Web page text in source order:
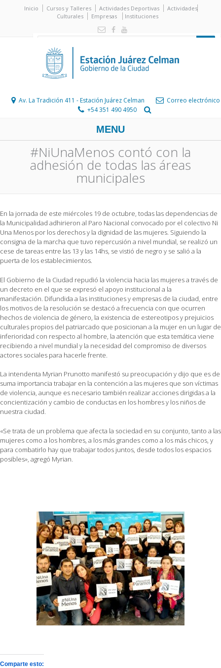
Inicio Cursos y Talleres Actividades Deportivas
Actividades
Culturales
Empresas Instituciones
Av. La Tradición 411 - Estación Juárez Celman
Correo electrónico
+54 351 490 4950
MENU
#NiUnaMenos contó con la
adhesión de todas las áreas
municipales
En la jornada de este miércoles 19 de octubre, todas las dependencias de
la Municipalidad adhirieron al Paro Nacional convocado por el colectivo Ni
Una Menos por los derechos y la dignidad de las mujeres. Siguiendo la
consigna de la marcha que tuvo repercusión a nivel mundial, se realizó un
cese de tareas entre las 13 y las 14hs, se vistió de negro y se salió a la
puerta de los establecimientos.
El Gobierno de la Ciudad repudió la violencia hacia las mujeres a través de
un decreto en el que se expresó el apoyo institucional a la
manifestación. Difundida a las instituciones y empresas de la ciudad, entre
los motivos de la resolución se destacó a frecuencia con que ocurren
hechos de violencia de género, la existencia de estereotipos y prejuicios
culturales propios del patriarcado que posicionan a la mujer en un lugar de
inferioridad con respecto al hombre, la atención que esta temática viene
recibiendo a nivel mundial y la necesidad del compromiso de diversos
actores sociales para hacerle frente.
La intendenta Myrian Prunotto manifestó su preocupación y dijo que es de
suma importancia trabajar en la contención a las mujeres que son víctimas
de violencia, aunque es necesario también realizar acciones dirigidas a la
concientización y cambio de conductas en los hombres y los niños de
nuestra ciudad.
«Se trata de un problema que afecta la sociedad en su conjunto, tanto a las
mujeres como a los hombres, a los más grandes como a los más chicos, y
para combatirlo hay que trabajar todos juntos, desde todos los espacios
posibles», agregó Myrian.
Comparte esto: